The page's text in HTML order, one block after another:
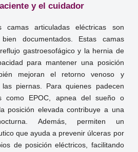
y el cuidador
articuladas eléctricas son
documentados. Estas camas
gastroesofágico y la hernia de
para mantener una posición
mejoran el retorno venoso y
piernas. Para quienes padecen
como EPOC, apnea del sueño o
posición elevada contribuye a una
Además, permiten un
que ayuda a prevenir úlceras por
de posición eléctricos, facilitando